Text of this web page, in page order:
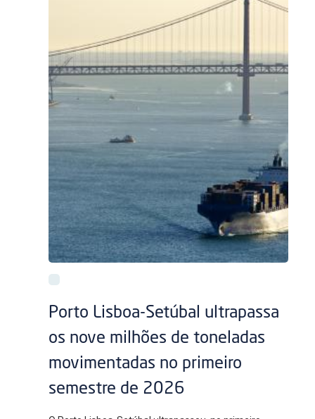
Porto Lisboa-Setúbal ultrapassa
os nove milhões de toneladas
movimentadas no primeiro
semestre de 2026